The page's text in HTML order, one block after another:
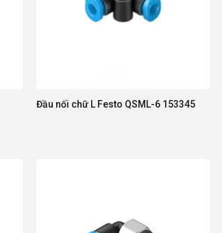
Đầu nối chữ L Festo QSML-6 153345